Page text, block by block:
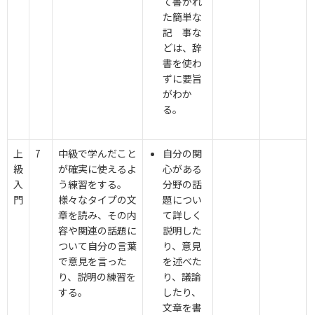
た簡単な
記 事な
どは、辞
書を使わ
ずに要旨
がわか
る。
上
級
入
門
7
中級で学んだこと
が確実に使えるよ
う練習をする。
様々なタイプの文
章を読み、その内
容や関連の話題に
ついて自分の言葉
で意見を言った
り、説明の練習を
する。
自分の関
心がある
分野の話
題につい
て詳しく
説明した
り、意見
を述べた
り、議論
したり、
文章を書